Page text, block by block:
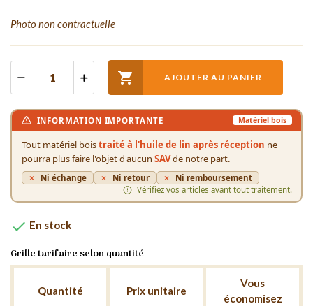
Photo non contractuelle
 AJOUTER AU PANIER
INFORMATION IMPORTANTE Matériel bois
Tout matériel boistraité à l'huile de lin après réception ne
pourra plus faire l'objet d'aucun SAVde notre part.
Ni échange Ni retour
Ni remboursement
Vérifiez vos articles avant tout traitement.
 En stock
Grille tarifaire selon quantité
Quantité Prix unitaire
Vous
économisez